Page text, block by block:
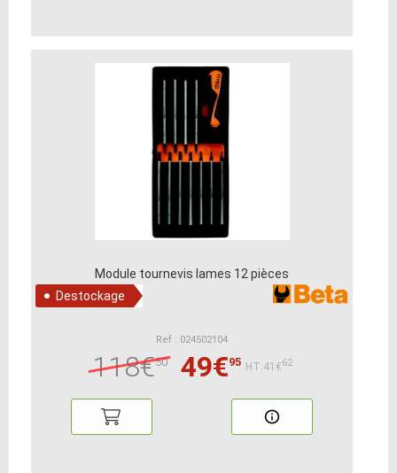
Module tournevis lames 12 pièces
Destockage
Ref : 024502104
118€50 49€95 HT:41€62